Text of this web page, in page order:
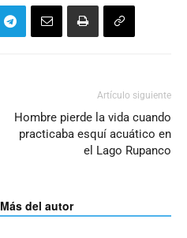
Artículo siguiente
Hombre pierde la vida cuando
practicaba esquí acuático en
el Lago Rupanco
Más del autor